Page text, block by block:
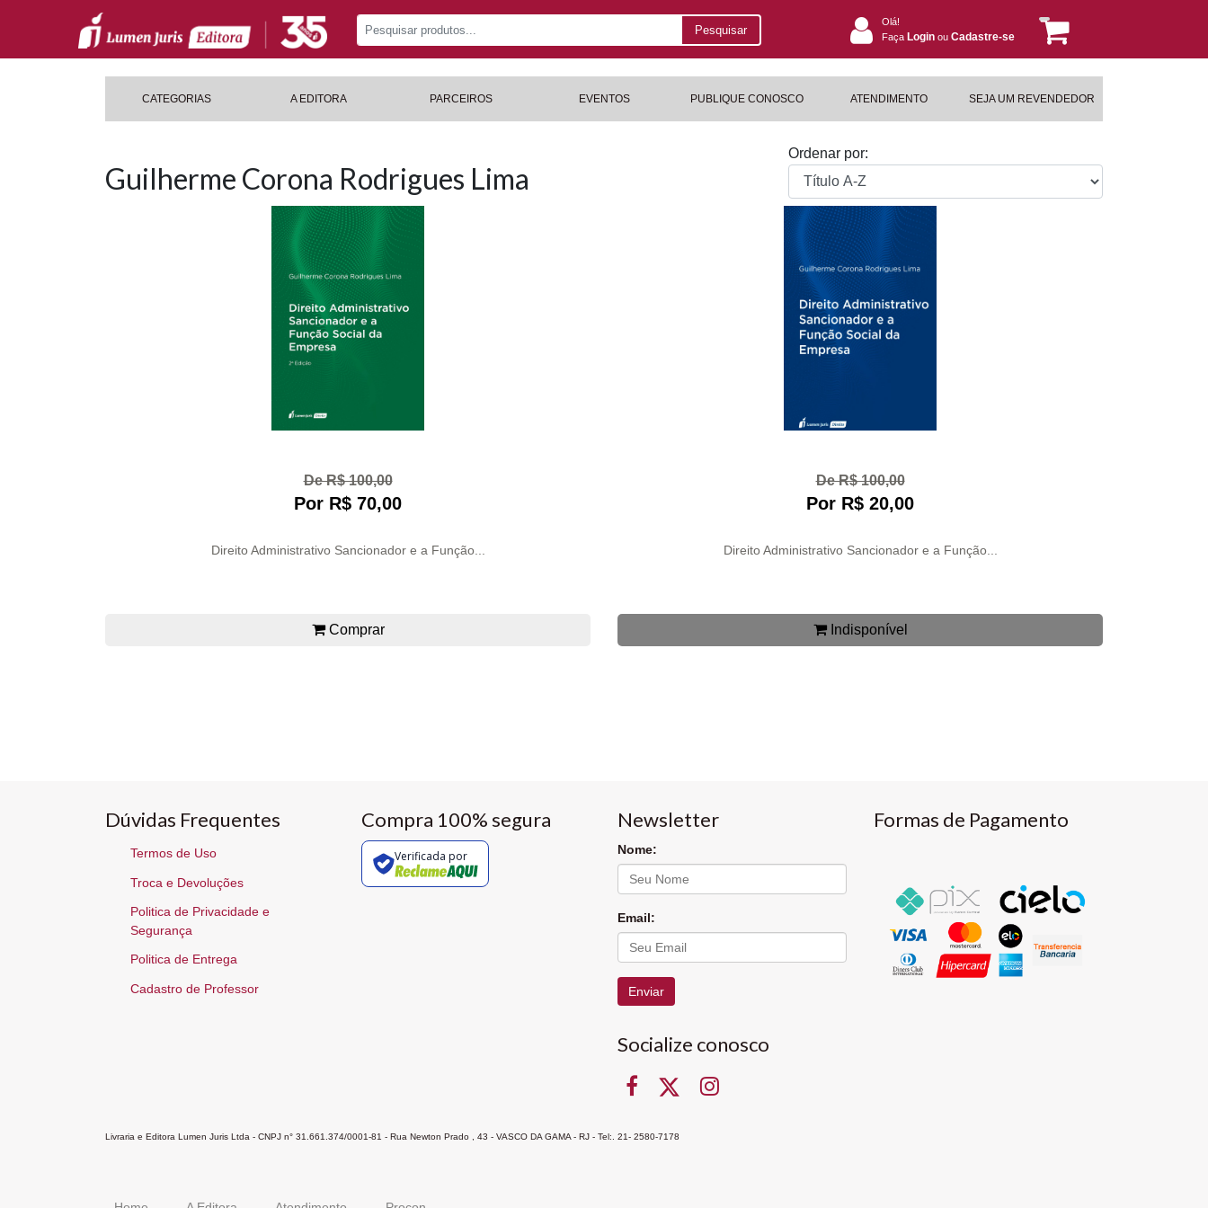
Pesquisar
Olá!
Faça Login ou Cadastre-se
CATEGORIAS A EDITORA PARCEIROS EVENTOS PUBLIQUE CONOSCO ATENDIMENTO SEJA UM REVENDEDOR
Guilherme Corona Rodrigues Lima
Ordenar por:
De R$ 100,00
Por R$ 70,00
Direito Administrativo Sancionador e a Função...
Comprar
De R$ 100,00
Por R$ 20,00
Direito Administrativo Sancionador e a Função...
Indisponível
Dúvidas Frequentes
Termos de Uso
Troca e Devoluções
Politica de Privacidade e
Segurança
Politica de Entrega
Cadastro de Professor
Compra 100% segura
Verificada por
Newsletter
Nome:
Email:
Enviar
Socialize conosco
Formas de Pagamento
Livraria e Editora Lumen Juris Ltda - CNPJ n° 31.661.374/0001-81 - Rua Newton Prado , 43 - VASCO DA GAMA - RJ - Tel:. 21- 2580-7178